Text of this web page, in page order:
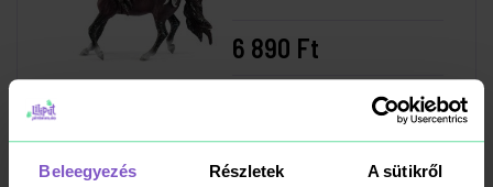
Beleegyezés Részletek A sütikről
6 890 Ft
Kosárba